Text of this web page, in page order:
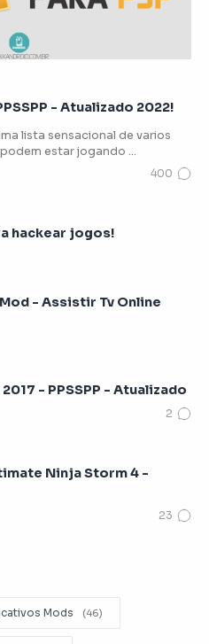
- Atualizado 2022!
lista sensacional de varios
estar jogando …
hackear jogos!
- Assistir Tv Online
- PPSSPP - Atualizado
Ninja Storm 4 -
Mods